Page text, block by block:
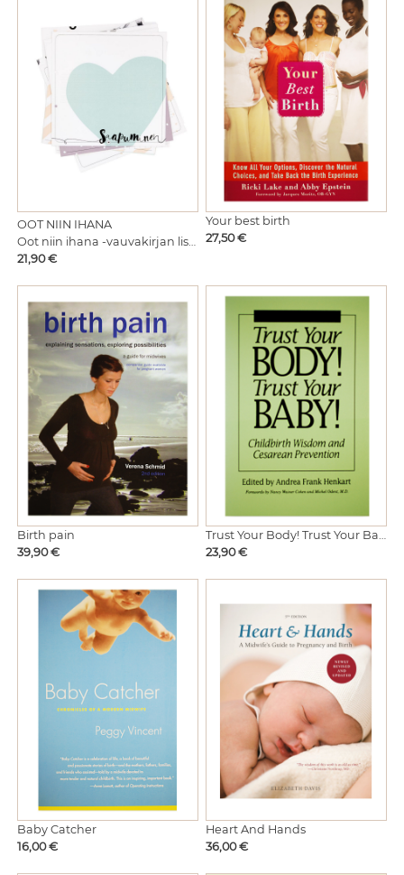
OOT NIIN IHANA
Hinta
21,90 €
Your best birth
Hinta
27,50 €
Birth pain
Hinta
39,90 €
Trust Your Body! Trust Your Baby!
Hinta
23,90 €
Baby Catcher
Hinta
16,00 €
Heart And Hands
Hinta
36,00 €